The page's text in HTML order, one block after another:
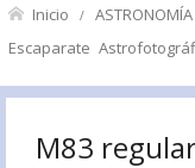
Inicio
Escaparate
M83